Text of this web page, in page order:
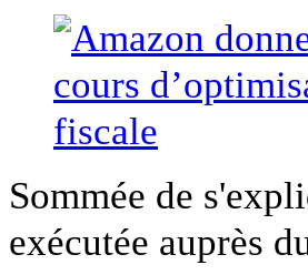
Sommée de
exécutée auprès